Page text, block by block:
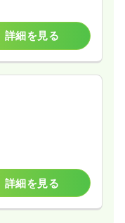
詳細を見る
詳細を見る